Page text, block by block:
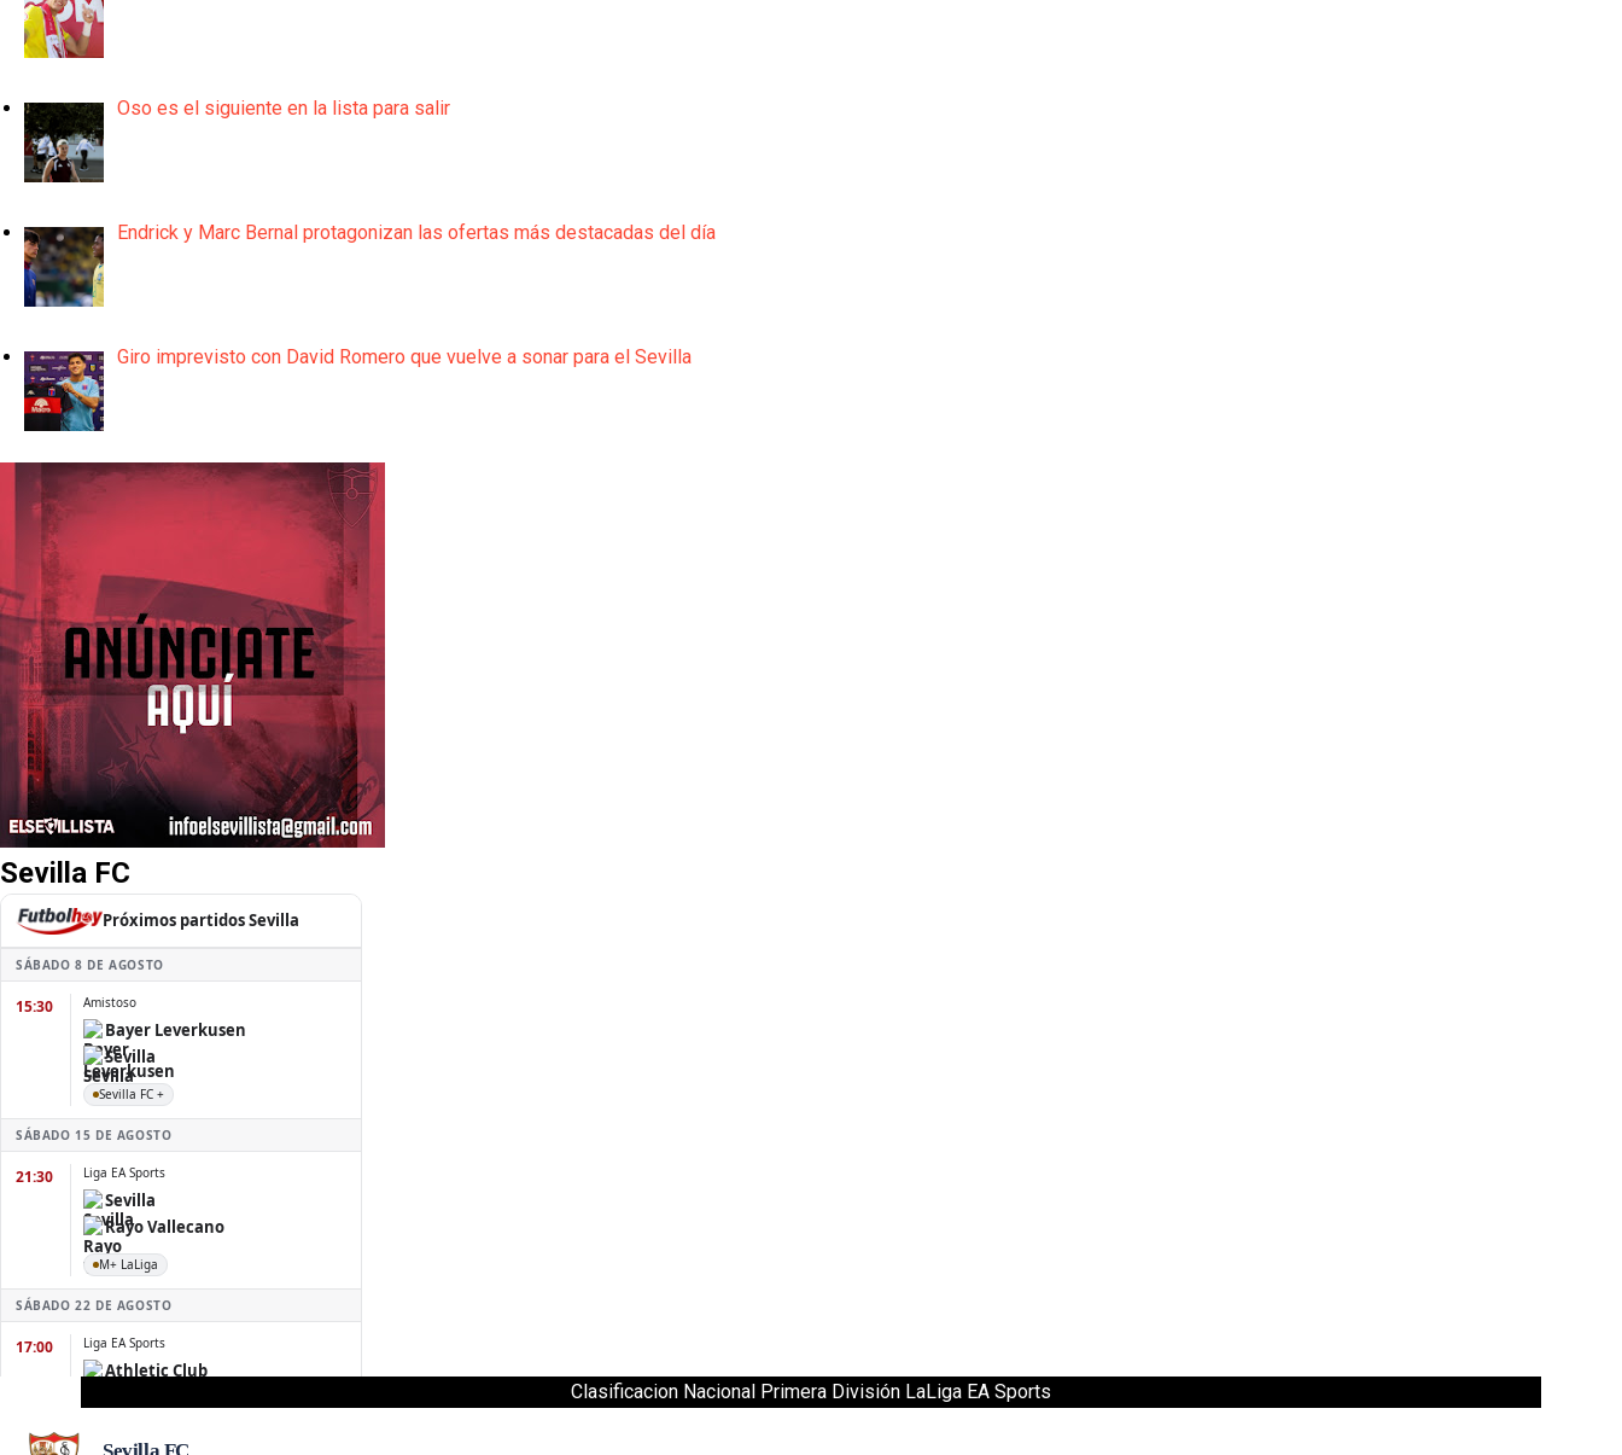
Oso es el siguiente en la lista para salir
Endrick y Marc Bernal protagonizan las ofertas más destacadas del día
Giro imprevisto con David Romero que vuelve a sonar para el Sevilla
Sevilla FC
Clasificacion Nacional Primera División LaLiga EA Sports